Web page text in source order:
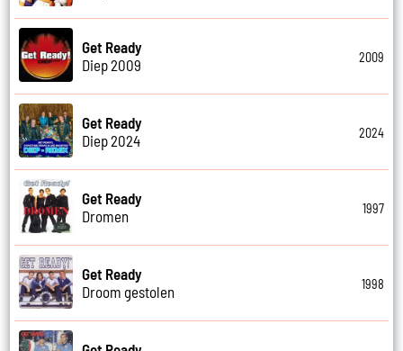
Get Ready
Diep 2009
2009
Get Ready
Diep 2024
2024
Get Ready
Dromen
1997
Get Ready
Droom gestolen
1998